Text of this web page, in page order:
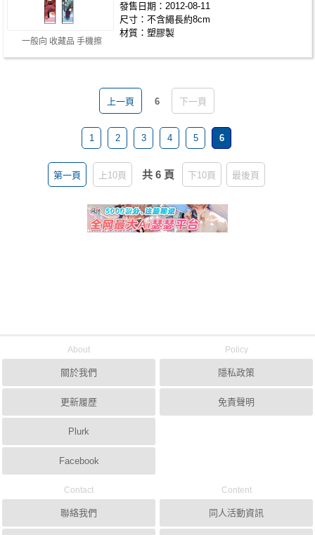
一般向 收藏品 手機擦
發售日期：2012-08-11
尺寸：不含繩長約8cm
材質：塑膠製
上一頁 6 下一頁
1 2 3 4 5 6
第一頁 上10頁 共 6 頁 下10頁 最後頁
About
關於我們
更新履歷
Plurk
Facebook
Policy
隱私政策
免責聲明
Contact
聯絡我們
Content
同人活動資訊